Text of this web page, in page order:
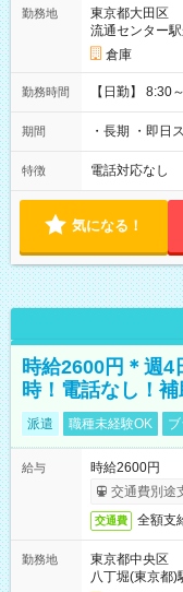
勤務地
東京都大田区
流通センター
倉庫
勤務時間 【日勤】 8:30
期間 ・長期 ・即日
特徴 電話対応なし
気になる！
時給2600円＊週4
時！電話なし！
派遣 職種未経験OK
給与
時給2600円
交通費別途
交通費 全額支
勤務地
東京都中央区
八丁堀(東京都)